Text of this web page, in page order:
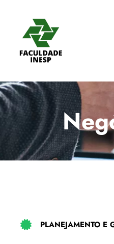
PLANEJAMENTO E